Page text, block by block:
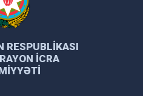
RESPUBLIKASI
İCRA